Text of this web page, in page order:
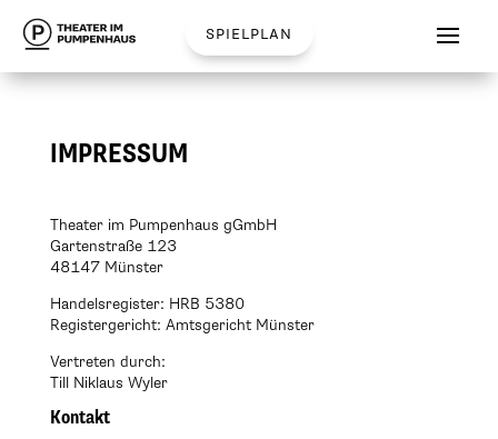
spielplan
IMPRESSUM
Theater im Pumpenhaus gGmbH
Gartenstraße 123
48147 Münster
Handelsregister: HRB 5380
Registergericht: Amtsgericht Münster
Vertreten durch:
Till Niklaus Wyler
Kontakt